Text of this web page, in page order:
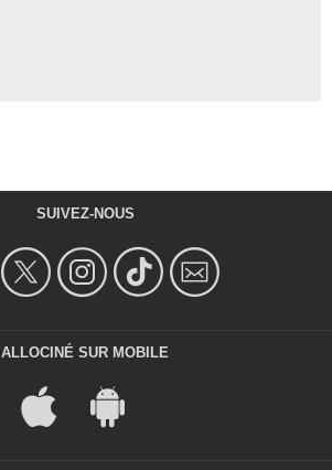
SUIVEZ-NOUS
ALLOCINÉ SUR MOBILE